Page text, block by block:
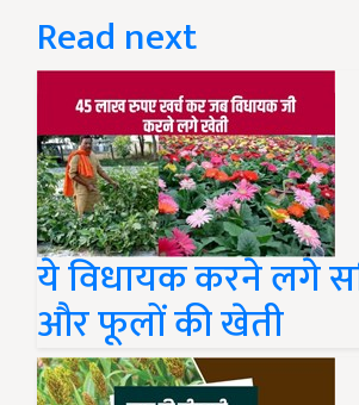
Read next
ये विधायक करने लगे
और फूलों की खेती